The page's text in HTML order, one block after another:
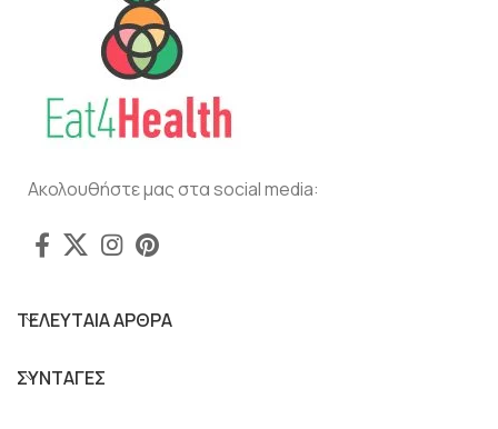
Ακολουθήστε μας στα social media:
ΤΕΛΕΥΤΑΙΑ ΑΡΘΡΑ
ΣΥΝΤΑΓΕΣ